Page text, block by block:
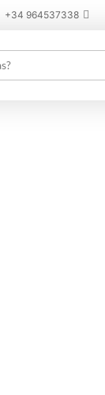
+34 964537338